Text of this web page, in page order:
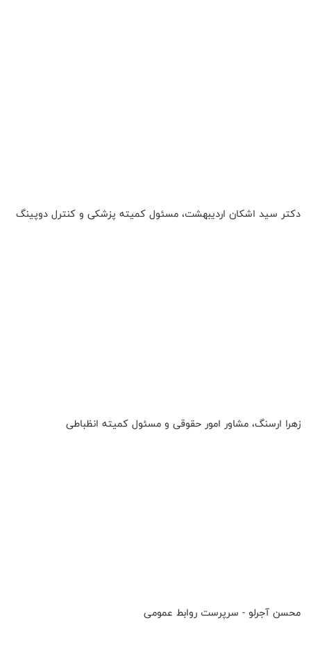
دکتر سید اشکان اردیبهشت، مسئول کمیته پزشکی و کنترل دوپینگ
زهرا ارسنگ، مشاور امور حقوقی و مسئول کمیته انظباطی
محسن آجرلو - سرپرست روابط عمومی